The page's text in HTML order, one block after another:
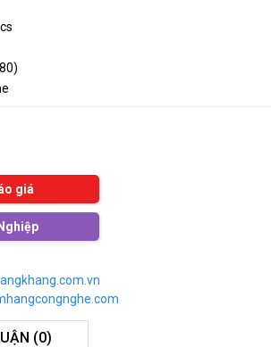
giá
(0)